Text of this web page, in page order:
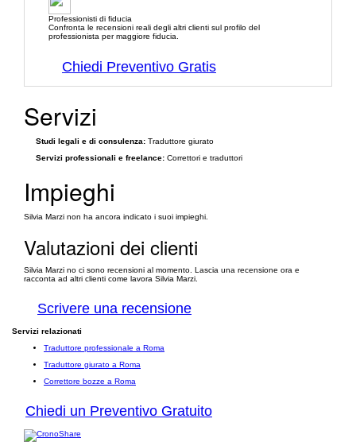
Professionisti di fiducia
Confronta le recensioni reali degli altri clienti sul profilo del
professionista per maggiore fiducia.
Chiedi Preventivo Gratis
Servizi
Studi legali e di consulenza: Traduttore giurato
Servizi professionali e freelance: Correttori e traduttori
Impieghi
Silvia Marzi non ha ancora indicato i suoi impieghi.
Valutazioni dei clienti
Silvia Marzi no ci sono recensioni al momento. Lascia una recensione ora e
racconta ad altri clienti come lavora Silvia Marzi.
Scrivere una recensione
Servizi relazionati
Traduttore professionale a Roma
Traduttore giurato a Roma
Correttore bozze a Roma
Chiedi un Preventivo Gratuito